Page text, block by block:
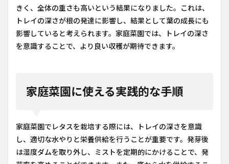
きく、全体の重さも高いという結果になりました。これは、
トレイの深さが根の発達に影響し、結果として葉の成長にも
影響していると考えられます。家庭菜園では、トレイの深さ
を意識することで、より良い収穫が期待できます。
家庭菜園に使える実践的な手順
家庭菜園でレタスを栽培する際には、トレイの深さを意識
し、適切な水やりと栄養供給を行うことが重要です。発芽後
は湿度ダムを取り外し、ミストを定期的にかけることで、発